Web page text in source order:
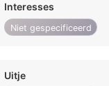
Interesses
Niet gespecificeerd
Uitje